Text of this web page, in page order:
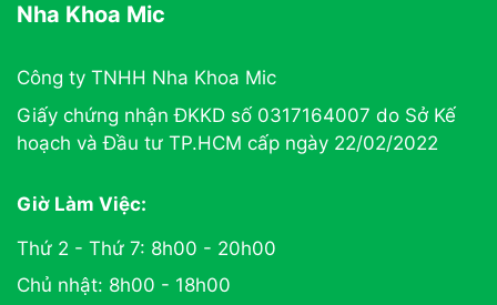
Nha Khoa Mic
Công ty TNHH Nha Khoa Mic
Giấy chứng nhận ĐKKD số 0317164007 do Sở Kế
hoạch và Đầu tư TP.HCM cấp ngày 22/02/2022
Giờ Làm Việc:
Thứ 2 - Thứ 7: 8h00 - 20h00
Chủ nhật: 8h00 - 18h00